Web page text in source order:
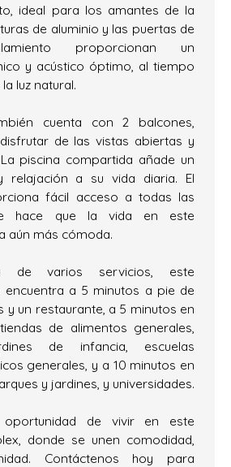
ideal para los amantes de la
de aluminio y las puertas de
proporcionan un
y acústico óptimo, al tiempo
luz natural.
cuenta con 2 balcones,
de las vistas abiertas y
piscina compartida añade un
relajación a su vida diaria. El
fácil acceso a todas las
hace que la vida en este
aún más cómoda.
de varios servicios, este
a 5 minutos a pie de
y un restaurante, a 5 minutos en
de alimentos generales,
de infancia, escuelas
generales, y a 10 minutos en
y jardines, y universidades.
de vivir en este
donde se unen comodidad,
Contáctenos hoy para